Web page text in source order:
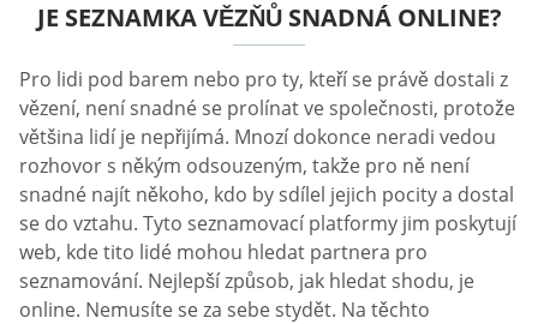
JE SEZNAMKA VĚZŇŮ SNADNÁ ONLINE?
Pro lidi pod barem nebo pro ty, kteří se právě dostali z
vězení, není snadné se prolínat ve společnosti, protože
většina lidí je nepřijímá. Mnozí dokonce neradi vedou
rozhovor s někým odsouzeným, takže pro ně není
snadné najít někoho, kdo by sdílel jejich pocity a dostal
se do vztahu. Tyto seznamovací platformy jim poskytují
web, kde tito lidé mohou hledat partnera pro
seznamování. Nejlepší způsob, jak hledat shodu, je
online. Nemusíte se za sebe stydět. Na těchto